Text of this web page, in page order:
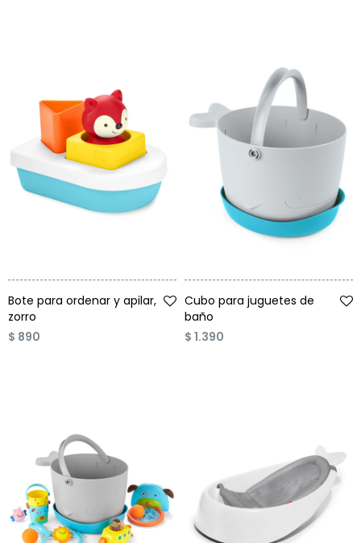
Bote para ordenar y apilar,
zorro
$ 890
Cubo para juguetes de
baño
$ 1.390